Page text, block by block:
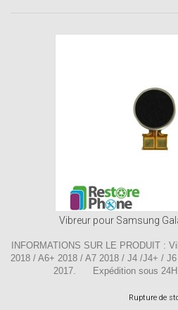
Vibreur pour Samsung
INFORMATIONS SUR LE PRODUIT :
2018 / A6+ 2018 / A7 2018 / J4 /J4+ /
2017. Expédition sous
Rupture de